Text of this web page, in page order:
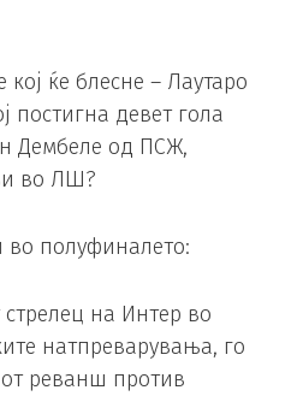
ќе блесне – Лаутаро
постигна девет гола
Дембеле од ПСЖ,
во ЛШ?
во полуфиналето:
на Интер во
натпреварувања, го
реванш против